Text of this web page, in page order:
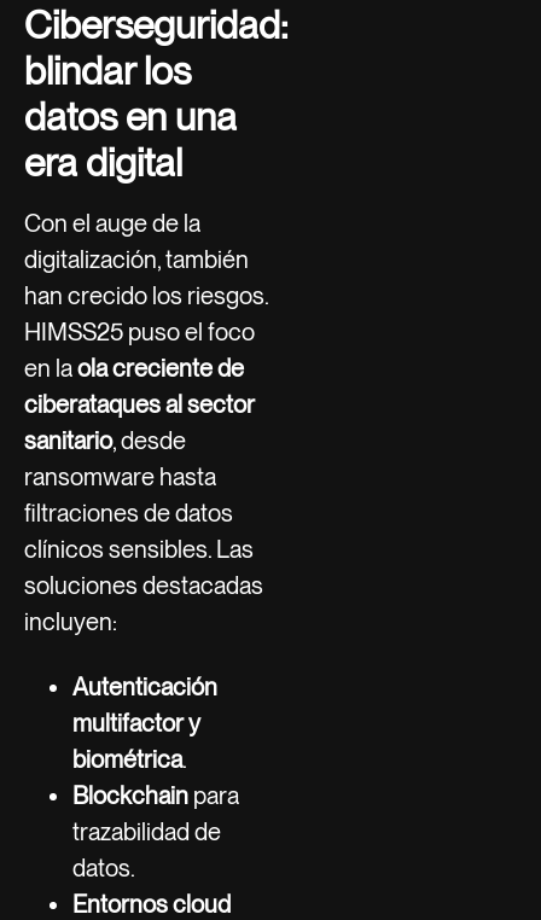
Ciberseguridad:
blindar los
datos en una
era digital
Con el auge de la
digitalización, también
han crecido los riesgos.
HIMSS25 puso el foco
en laola creciente de
ciberataques al sector
sanitario, desde
ransomware hasta
filtraciones de datos
clínicos sensibles. Las
soluciones destacadas
incluyen:
Autenticación
multifactor y
biométrica.
Blockchain para
trazabilidad de
datos.
Entornos cloud